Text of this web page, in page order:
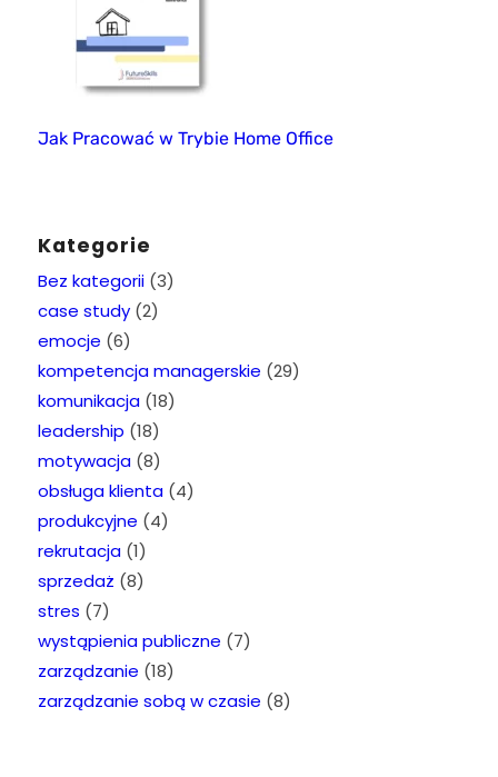
Jak Pracować w Trybie Home Office
Kategorie
Bez kategorii(3)
case study(2)
emocje (6)
kompetencja managerskie (29)
komunikacja(18)
leadership (18)
motywacja(8)
obsługa klienta(4)
produkcyjne (4)
rekrutacja(1)
sprzedaż (8)
stres (7)
wystąpienia publiczne (7)
zarządzanie (18)
zarządzanie sobą w czasie (8)